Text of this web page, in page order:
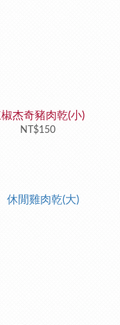
杰奇豬肉乾(小)
NT$150